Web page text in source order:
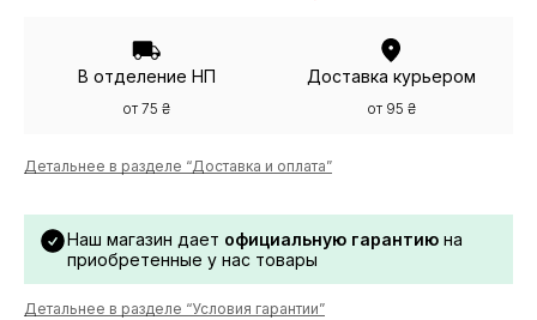
В отделение НП
от 75 ₴
Доставка курьером
от 95 ₴
Детальнее в разделе “Доставка и оплата”
Наш магазин дает официальную гарантию на
приобретенные у нас товары
Детальнее в разделе “Условия гарантии”